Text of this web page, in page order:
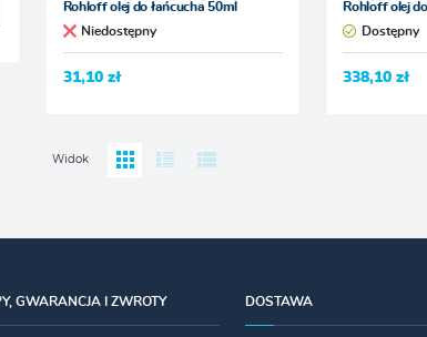
Rohloff olej do łańcucha 50ml
Niedostępny
31,10 zł
Rohloff olej do
Dostępny
338,10 zł
Widok
GWARANCJA I ZWROTY DOSTAWA